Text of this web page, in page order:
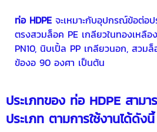
ท่อ HDPE จะเหมาะกับอุปกรณ์ข้อต่อ
ตรงสวมล็อค PE เกลียวในทองเหลื
PN10, นิบเปิ้ล PP เกลียวนอก, สวม
ข้องอ 90 องศา เป็นต้น
ประเภทของ ท่อ HDPE สาม
ประเภท ตามการใช้งานได้ดังนี้